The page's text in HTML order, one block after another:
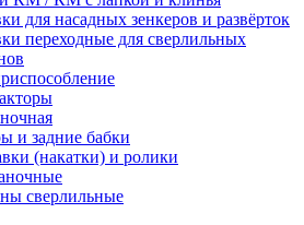
для насадных зенкеров и развёрток
переходные для сверлильных
и задние бабки
(накатки) и ролики
сверлильные